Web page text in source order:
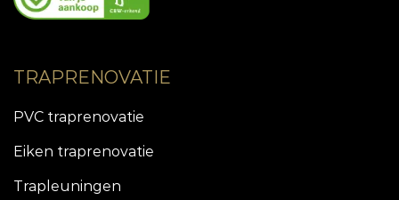
TRAPRENOVATIE
PVC traprenovatie
Eiken traprenovatie
Trapleuningen